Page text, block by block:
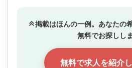
掲載はほんの一例。あなたの
無料でお探ししま
無料で求人を紹介